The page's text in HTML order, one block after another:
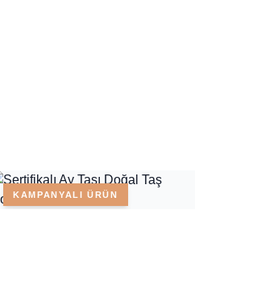
KAMPANYALI ÜRÜN